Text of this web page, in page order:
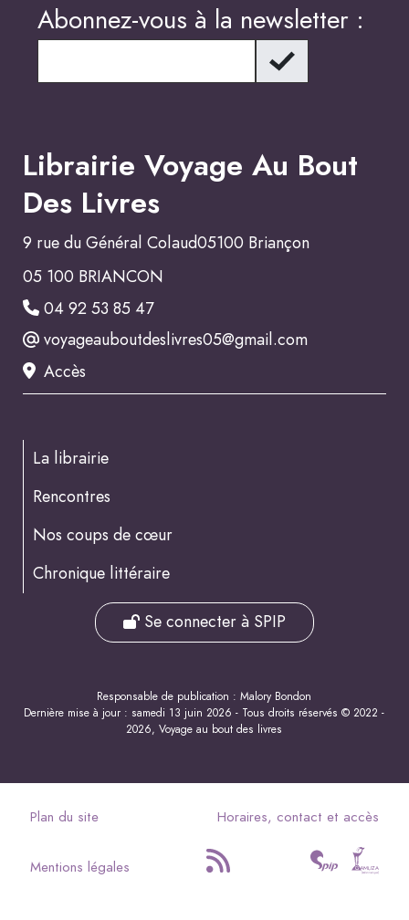
Abonnez-vous à la newsletter :
Librairie Voyage Au Bout
Des Livres
9 rue du Général Colaud05100 Briançon
05 100 BRIANCON
04 92 53 85 47
voyageauboutdeslivres05@gmail.com
Accès
La librairie
Rencontres
Nos coups de cœur
Chronique littéraire
Se connecter à SPIP
Responsable de publication : Malory Bondon
Dernière mise à jour : samedi 13 juin 2026 - Tous droits réservés © 2022 -
2026, Voyage au bout des livres
Plan du site Horaires, contact et accès
Mentions légales